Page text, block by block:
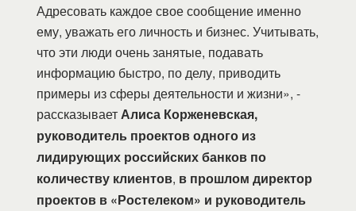
Адресовать каждое свое сообщение именно
ему, уважать его личность и бизнес. Учитывать,
что эти люди очень занятые, подавать
информацию быстро, по делу, приводить
примеры из сферы деятельности и жизни», -
рассказываетАлиса Корженевская,
руководитель проектов одного из
лидирующих российских банков по
количеству клиентов, в прошлом директор
проектов в «Ростелеком» и руководитель